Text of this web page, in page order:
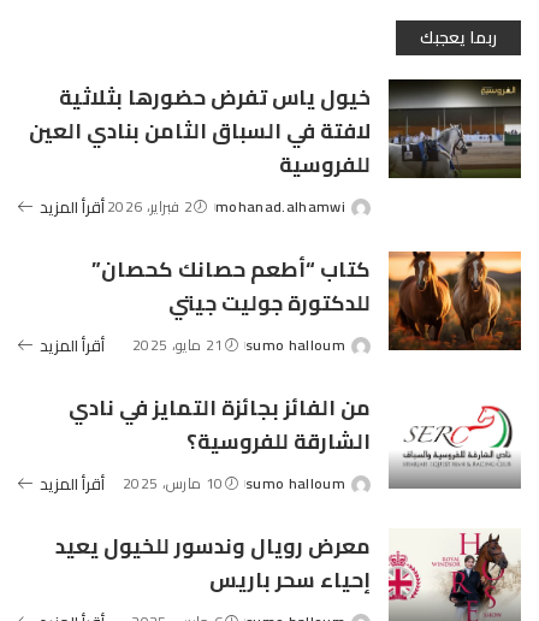
ربما يعجبك
خيول ياس تفرض حضورها بثلاثية
لافتة في السباق الثامن بنادي العين
للفروسية
Posted
mohanad.alhamwi 2 فبراير، 2026 أقرأ المزيد
كتاب “أطعم حصانك كحصان”
للدكتورة جوليت جيتي
Posted
sumo halloum 21 مايو، 2025 أقرأ المزيد
من الفائز بجائزة التمايز في نادي
الشارقة للفروسية؟
Posted
sumo halloum 10 مارس، 2025 أقرأ المزيد
معرض رويال وندسور للخيول يعيد
إحياء سحر باريس